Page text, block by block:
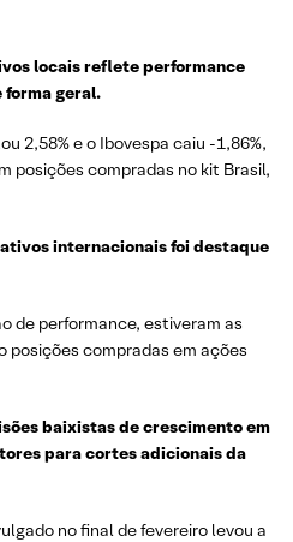
locais reflete performance
forma geral.
2,58% e o Ibovespa caiu -1,86%,
posições compradas no kit Brasil,
internacionais foi destaque
de performance, estiveram as
compradas em ações
baixistas de crescimento em
para cortes adicionais da
no final de fevereiro levou a